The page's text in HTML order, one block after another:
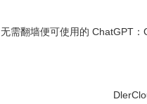
无需翻墙便可使用的 ChatGPT：